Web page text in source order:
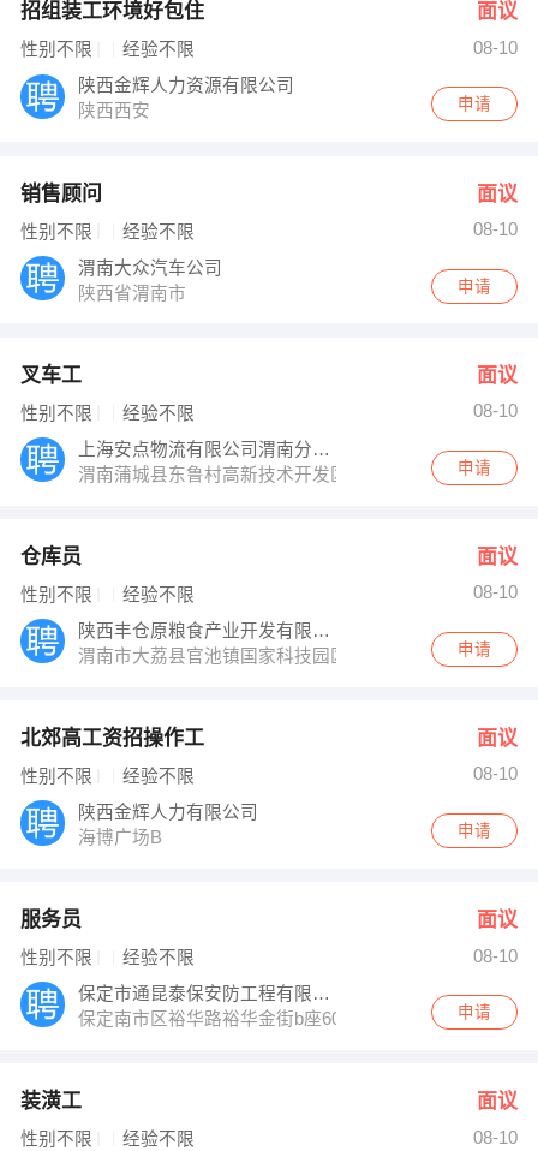
招组装工环境好包住 面议
性别不限 经验不限
08-10
陕西金辉人力资源有限公司
陕西西安
申请
销售顾问 面议
性别不限 经验不限
08-10
渭南大众汽车公司
陕西省渭南市
申请
叉车工 面议
性别不限 经验不限
08-10
上海安点物流有限公司渭南分公司
渭南蒲城县东鲁村高新技术开发区
申请
仓库员 面议
性别不限 经验不限
08-10
陕西丰仓原粮食产业开发有限公司
渭南市大荔县官池镇国家科技园区大荔核心区
申请
北郊高工资招操作工 面议
性别不限 经验不限
08-10
陕西金辉人力有限公司
海博广场B
申请
服务员 面议
性别不限 经验不限
08-10
保定市通昆泰保安防工程有限公司
保定南市区裕华路裕华金街b座609通昆泰保有限公司
申请
装潢工 面议
性别不限 经验不限
08-10